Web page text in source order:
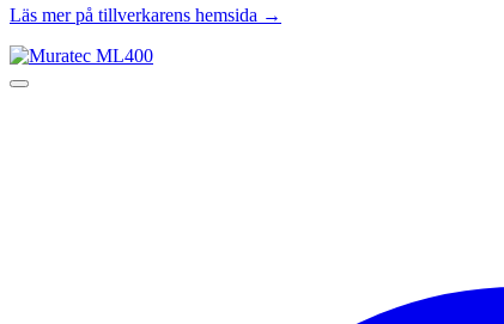
Läs mer på tillverkarens hemsida →